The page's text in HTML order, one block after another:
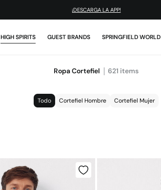
¡DESCARGA LA APP!
HIGH SPIRITS GUEST BRANDS SPRINGFIELD WORLD
Ropa Cortefiel 621 items
Todo Cortefiel Hombre Cortefiel Mujer